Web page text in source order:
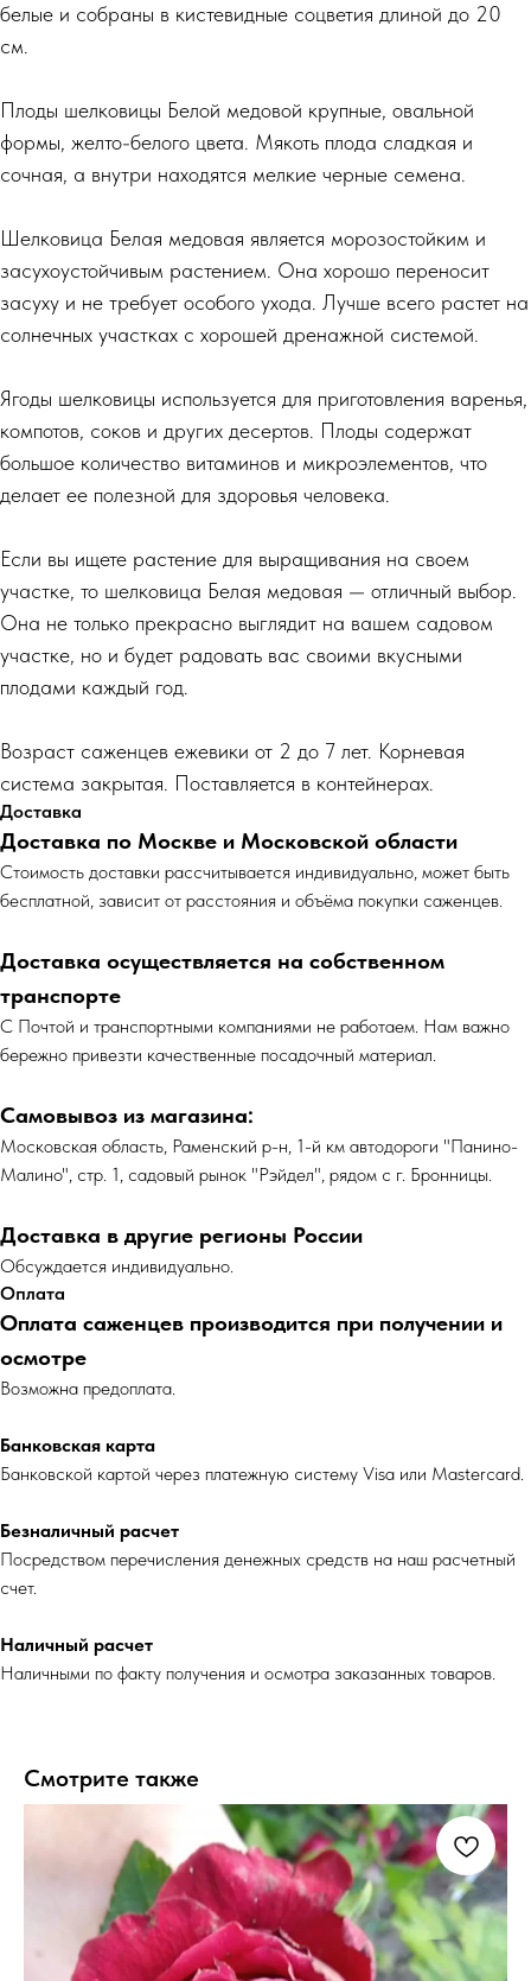
белые и собраны в кистевидные соцветия длиной до 20
см.
Плоды шелковицы Белой медовой крупные, овальной
формы, желто-белого цвета. Мякоть плода сладкая и
сочная, а внутри находятся мелкие черные семена.
Шелковица Белая медовая является морозостойким и
засухоустойчивым растением. Она хорошо переносит
засуху и не требует особого ухода. Лучше всего растет на
солнечных участках с хорошей дренажной системой.
Ягоды шелковицы используется для приготовления варенья,
компотов, соков и других десертов. Плоды содержат
большое количество витаминов и микроэлементов, что
делает ее полезной для здоровья человека.
Если вы ищете растение для выращивания на своем
участке, то шелковица Белая медовая — отличный выбор.
Она не только прекрасно выглядит на вашем садовом
участке, но и будет радовать вас своими вкусными
плодами каждый год.
Возраст саженцев ежевики от 2 до 7 лет. Корневая
система закрытая. Поставляется в контейнерах.
Доставка
Доставка по Москве и Московской области
Cтоимость доставки рассчитывается индивидуально, может быть
бесплатной, зависит от расстояния и объёма покупки саженцев.
Доставка осуществляется на собственном
транспорте
С Почтой и транспортными компаниями не работаем. Нам важно
бережно привезти качественные посадочный материал.
Самовывоз из магазина:
Московская область, Раменский р-н, 1-й км автодороги "Панино-
Малино", стр. 1, садовый рынок "Рэйдел", рядом с г. Бронницы.
Доставка в другие регионы России
Обсуждается индивидуально.
Оплата
Оплата саженцев производится при получении и
осмотре
Возможна предоплата.
Банковская карта
Банковской картой через платежную систему Visa или Mastercard.
Безналичный расчет
Посредством перечисления денежных средств на наш расчетный
счет.
Наличный расчет
Наличными по факту получения и осмотра заказанных товаров.
Смотрите также